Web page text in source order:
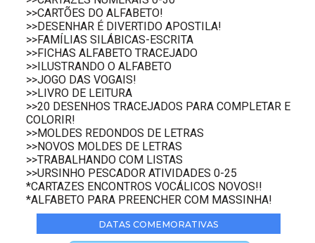
>>CARTÕES DO ALFABETO!
>>DESENHAR É DIVERTIDO APOSTILA!
>>FAMÍLIAS SILÁBICAS-ESCRITA
>>FICHAS ALFABETO TRACEJADO
>>ILUSTRANDO O ALFABETO
>>JOGO DAS VOGAIS!
>>LIVRO DE LEITURA
>>20 DESENHOS TRACEJADOS PARA COMPLETAR E
COLORIR!
>>MOLDES REDONDOS DE LETRAS
>>NOVOS MOLDES DE LETRAS
>>TRABALHANDO COM LISTAS
>>URSINHO PESCADOR ATIVIDADES 0-25
*CARTAZES ENCONTROS VOCÁLICOS NOVOS!!
*ALFABETO PARA PREENCHER COM MASSINHA!
DATAS COMEMORATIVAS